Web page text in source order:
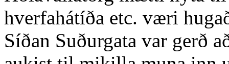
hverfahátíða etc. væri
Síðan Suðurgata var gerð